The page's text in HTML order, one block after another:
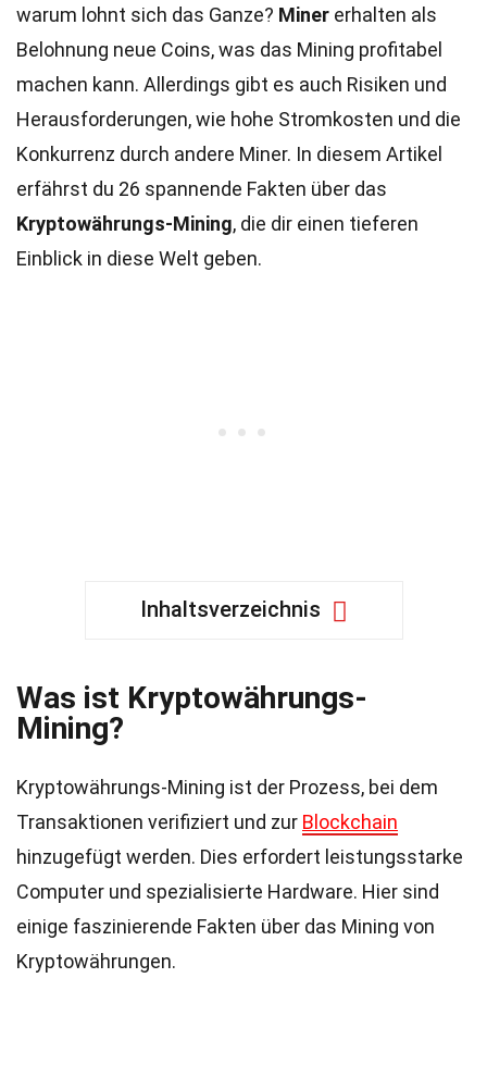
warum lohnt sich das Ganze? Miner erhalten als
Belohnung neue Coins, was das Mining profitabel
machen kann. Allerdings gibt es auch Risiken und
Herausforderungen, wie hohe Stromkosten und die
Konkurrenz durch andere Miner. In diesem Artikel
erfährst du 26 spannende Fakten über das
Kryptowährungs-Mining, die dir einen tieferen
Einblick in diese Welt geben.
Inhaltsverzeichnis
Was ist Kryptowährungs-
Mining?
Kryptowährungs-Mining ist der Prozess, bei dem
Transaktionen verifiziert und zur Blockchain
hinzugefügt werden. Dies erfordert leistungsstarke
Computer und spezialisierte Hardware. Hier sind
einige faszinierende Fakten über das Mining von
Kryptowährungen.